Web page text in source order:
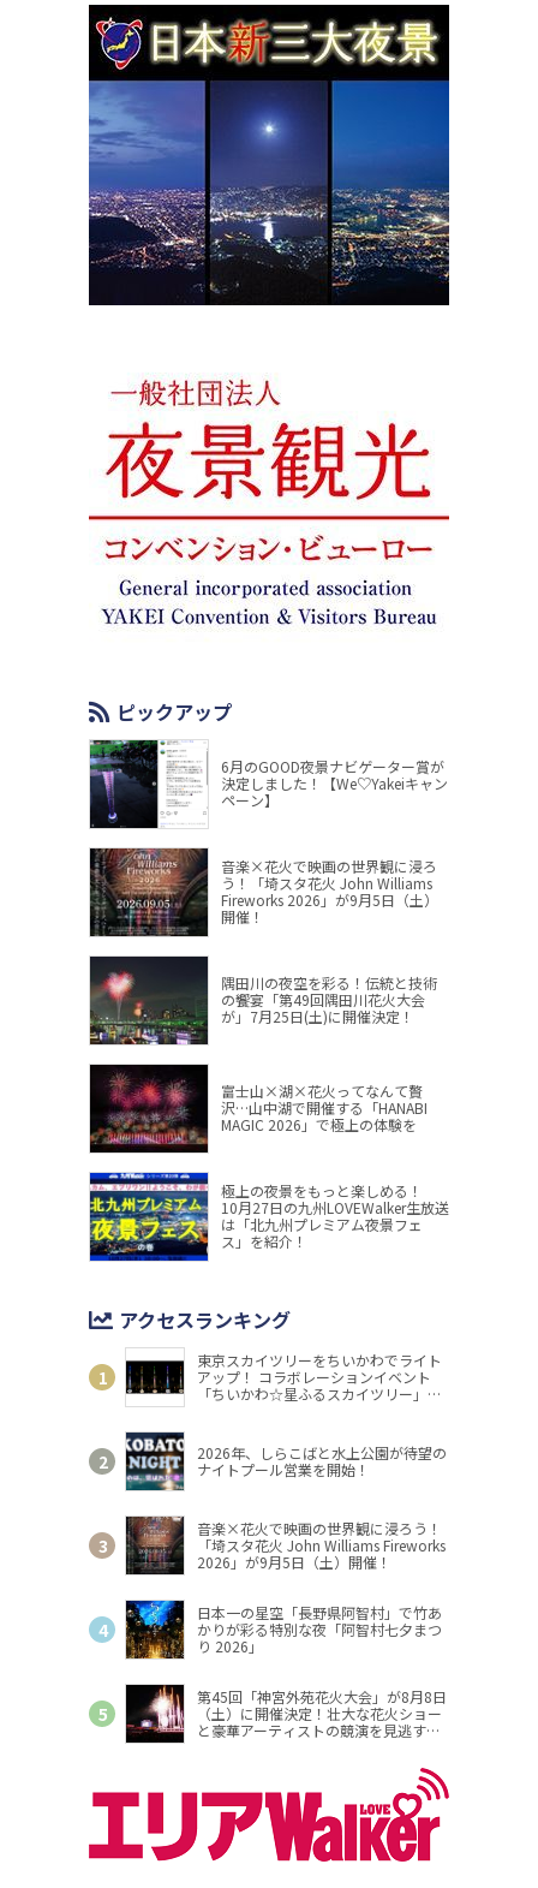
ピックアップ
6月のGOOD夜景ナビゲーター賞が
決定しました！【We♡Yakeiキャン
ペーン】
音楽×花火で映画の世界観に浸ろ
う！「埼スタ花火 John Williams
Fireworks 2026」が9月5日（土）
開催！
隅田川の夜空を彩る！伝統と技術
の饗宴「第49回隅田川花火大会
が」7月25日(土)に開催決定！
富士山×湖×花火ってなんて贅
沢…山中湖で開催する「HANABI
MAGIC 2026」で極上の体験を
極上の夜景をもっと楽しめる！
10月27日の九州LOVEWalker生放送
は「北九州プレミアム夜景フェ
ス」を紹介！
アクセスランキング
東京スカイツリーをちいかわでライト
アップ！ コラボレーションイベント
「ちいかわ☆星ふるスカイツリー」開
2026年、しらこばと水上公園が待望の
ナイトプール営業を開始！
音楽×花火で映画の世界観に浸ろう！
「埼スタ花火 John Williams Fireworks
2026」が9月5日（土）開催！
日本一の星空「長野県阿智村」で竹あ
かりが彩る特別な夜「阿智村七夕まつ
り 2026」
第45回「神宮外苑花火大会」が8月8日
（土）に開催決定！壮大な花火ショー
と豪華アーティストの競演を見逃す